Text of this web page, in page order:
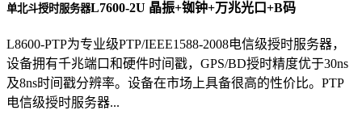
单北斗授时服务器L7600-2U 晶振+铷钟+万兆光口+B码
L8600-PTP为专业级PTP/IEEE1588-2008电信级授时服务器，
设备拥有千兆端口和硬件时间戳，GPS/BD授时精度优于30ns
及8ns时间戳分辨率。设备在市场上具备很高的性价比。PTP
电信级授时服务器...